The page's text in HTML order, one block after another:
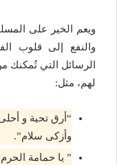
ويعم الخير على
والنفع إلى قلوب
الرسائل التي تُمكنك
لهم، مثل:
“أرق تحية و
وأزكى سلام”.
” يا حمامة